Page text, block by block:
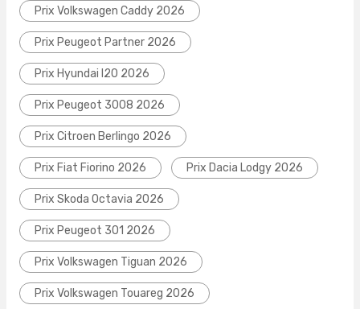
Prix Volkswagen Caddy 2026
Prix Peugeot Partner 2026
Prix Hyundai I20 2026
Prix Peugeot 3008 2026
Prix Citroen Berlingo 2026
Prix Fiat Fiorino 2026 Prix Dacia Lodgy 2026
Prix Skoda Octavia 2026
Prix Peugeot 301 2026
Prix Volkswagen Tiguan 2026
Prix Volkswagen Touareg 2026